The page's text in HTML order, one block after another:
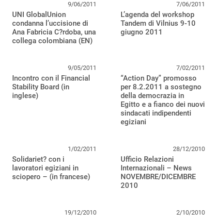
9/06/2011
UNI GlobalUnion
condanna l’uccisione di
Ana Fabricia C?rdoba, una
collega colombiana (EN)
7/06/2011
L’agenda del workshop
Tandem di Vilnius 9-10
giugno 2011
9/05/2011
Incontro con il Financial
Stability Board (in
inglese)
7/02/2011
“Action Day” promosso
per 8.2.2011 a sostegno
della democrazia in
Egitto e a fianco dei nuovi
sindacati indipendenti
egiziani
1/02/2011
Solidariet? con i
lavoratori egiziani in
sciopero – (in francese)
28/12/2010
Ufficio Relazioni
Internazionali – News
NOVEMBRE/DICEMBRE
2010
19/12/2010 2/10/2010